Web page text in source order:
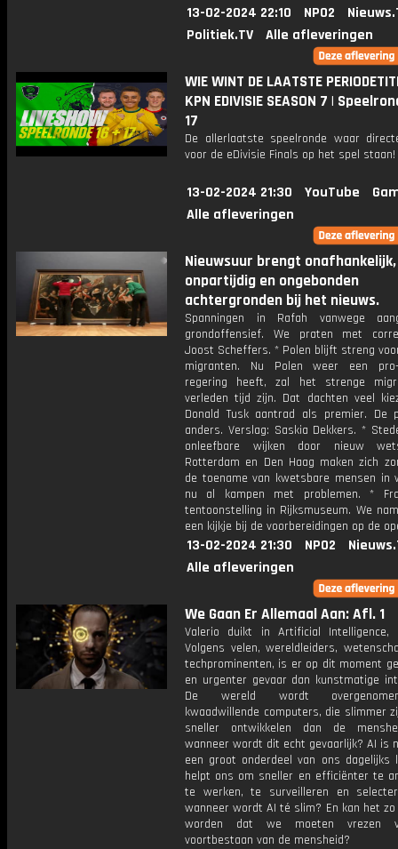
13-02-2024 22:10 NPO2
Politiek.TV
Alle afleveringen
WIE WINT DE LAATSTE
KPN EDIVISIE SEASON 7 |
17
De allerlaatste speelronde waar
voor de eDivisie Finals op het spel staan!
13-02-2024 21:30 YouTube
Alle afleveringen
Nieuwsuur brengt onafhankelijk,
onpartijdig en ongebonden
achtergronden bij het nieuws.
Spanningen in Rafah vanwege
grondoffensief. We praten met
Joost Scheffers. * Polen blijft streng
migranten. Nu Polen weer een pro-
regering heeft, zal het strenge
verleden tijd zijn. Dat dachten veel
Donald Tusk aantrad als premier. De
anders. Verslag: Saskia Dekkers. *
onleefbare wijken door nieuw
Rotterdam en Den Haag maken zich
de toename van kwetsbare mensen in
nu al kampen met problemen. *
tentoonstelling in Rijksmuseum. We
een kijkje bij de voorbereidingen op de
13-02-2024 21:30 NPO2
Alle afleveringen
We Gaan Er Allemaal Aan: Afl. 1
Valerio duikt in Artificial Intelligence,
Volgens velen, wereldleiders,
techprominenten, is er op dit moment
en urgenter gevaar dan kunstmatige
De wereld wordt
kwaadwillende computers, die slimmer
sneller ontwikkelen dan de
wanneer wordt dit echt gevaarlijk? AI is
een groot onderdeel van ons dagelijks
helpt ons om sneller en efficiënter te
te werken, te surveilleren en
wanneer wordt AI té slim? En kan het zo
worden dat we moeten vrezen
voortbestaan van de mensheid?